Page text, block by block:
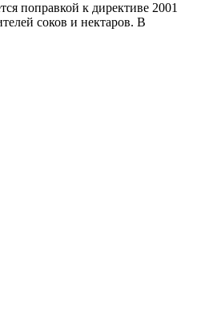
поправкой к директиве 2001
соков и нектаров. В